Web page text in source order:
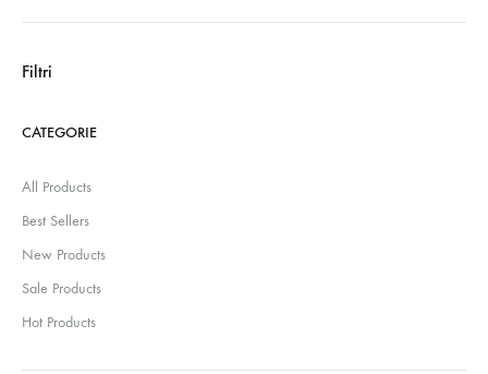
Filtri
CATEGORIE
All Products
Best Sellers
New Products
Sale Products
Hot Products